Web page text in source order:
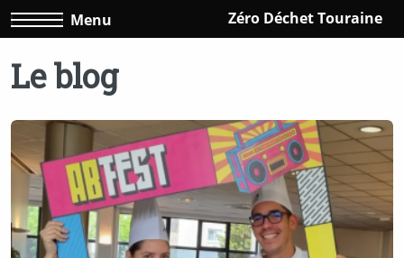
Menu Zéro Déchet Touraine
Le blog